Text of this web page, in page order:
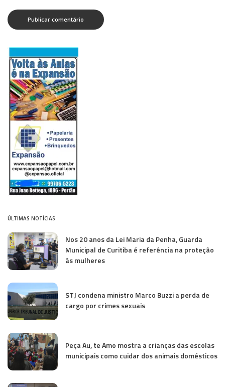
ÚLTIMAS NOTÍCIAS
Nos 20 anos da Lei Maria da Penha, Guarda
Municipal de Curitiba é referência na proteção
às mulheres
STJ condena ministro Marco Buzzi a perda de
cargo por crimes sexuais
Peça Au, te Amo mostra a crianças das escolas
municipais como cuidar dos animais domésticos